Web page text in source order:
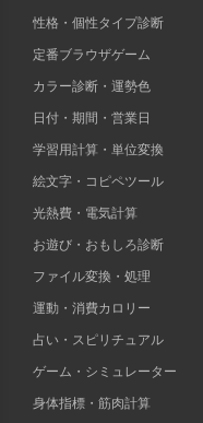
性格・個性タイプ診断
定番ブラウザゲーム
カラー診断・運勢色
日付・期間・営業日
学習用計算・単位変換
絵文字・コピペツール
光熱費・電気計算
お遊び・おもしろ診断
ファイル変換・処理
運動・消費カロリー
占い・スピリチュアル
ゲーム・シミュレーター
身体指標・筋肉計算